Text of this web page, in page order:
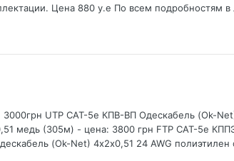
Цена 880 у.е По всем подробностям
UTP CAT-5е КПВ-ВП Одескабель (Ok-
медь (305м) - цена: 3800 грн FTP CAT-5е
(Ok-Net) 4х2х0,51 24 AWG полиэтилен